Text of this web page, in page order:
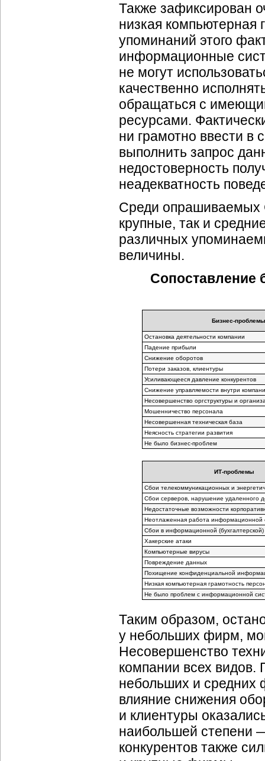
Также зафиксирован
низкая компьютерная
упоминаний этого
информационные
не могут
качественно
обращаться с
ресурсами.
ни грамотно ввести в
выполнить запрос
недостоверность
неадекватность
Среди опрашиваемых
крупные, так и
различных
величины.
Сопоставление
Бизнес-проблемы
Остановка деятельности компании
Падение прибыли
Снижение оборотов
Потери заказов, клиентуры
Усиливающееся давление конкурентов
Снижение управляемости внутри
Несовершенство оргструктуры и
Мошенничество персонала
Несовершенная техническая база
Неясность стратегии развития
Не было бизнес-проблем
ИТ-проблемы
Сбои телекоммуникационных и
Сбои серверов, нарушение удаленного
Недостаточные возможности
Неотлаженная работа информационной
Сбои в информационной (бухгалтерской)
Хакерские атаки
Компьютерные вирусы
Повреждение данных
Похищение конфиденциальной
Низкая компьютерная грамотность
Не было проблем с информационной
Таким образом,
у небольших фирм,
Несовершенство
компании всех
небольших и
влияние снижения
и клиентуры
наибольшей степени
конкурентов также